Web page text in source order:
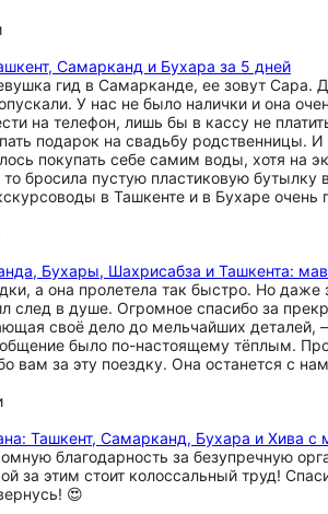
Самарканд и Бухара за 5 дней
гид в Самарканде, ее зовут Сара.
У нас не было налички и она
на телефон, лишь бы в кассу не
подарок на свадьбу родственницы.
покупать себе самим воды, хотя на
бросила пустую пластиковую
в Ташкенте и в Бухаре
Бухары, Шахрисабза и Ташкента:
а она пролетела так быстро. Но даже
след в душе. Огромное спасибо за
своё дело до мельчайших
общение было по-настоящему тёплым.
вам за эту поездку. Она останется с
Ташкент, Самарканд, Бухара и Хива с
благодарность за безупречную
за этим стоит колоссальный труд!
😍